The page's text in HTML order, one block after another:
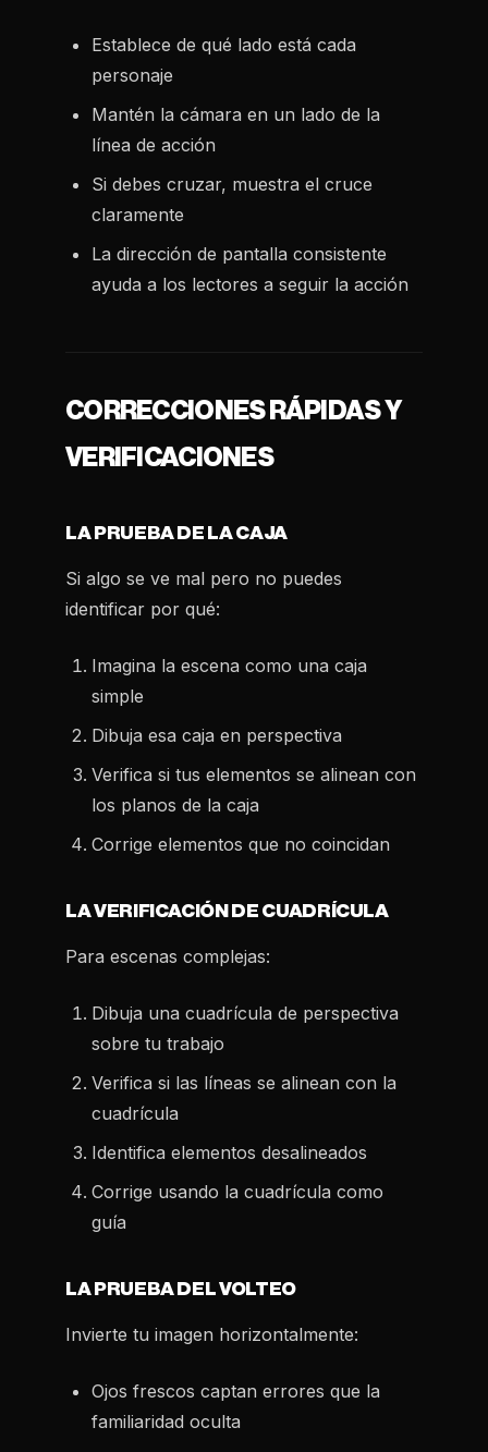
Establece de qué lado está cada
personaje
Mantén la cámara en un lado de la
línea de acción
Si debes cruzar, muestra el cruce
claramente
La dirección de pantalla consistente
ayuda a los lectores a seguir la acción
CORRECCIONES RÁPIDAS Y
VERIFICACIONES
LA PRUEBA DE LA CAJA
Si algo se ve mal pero no puedes
identificar por qué:
Imagina la escena como una caja
simple
Dibuja esa caja en perspectiva
Verifica si tus elementos se alinean con
los planos de la caja
Corrige elementos que no coincidan
LA VERIFICACIÓN DE CUADRÍCULA
Para escenas complejas:
Dibuja una cuadrícula de perspectiva
sobre tu trabajo
Verifica si las líneas se alinean con la
cuadrícula
Identifica elementos desalineados
Corrige usando la cuadrícula como
guía
LA PRUEBA DEL VOLTEO
Invierte tu imagen horizontalmente:
Ojos frescos captan errores que la
familiaridad oculta